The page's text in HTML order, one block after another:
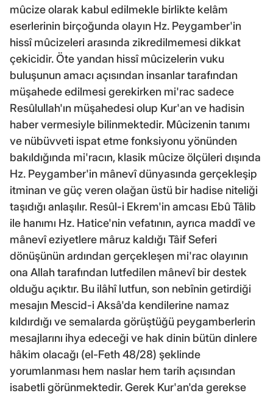
mûcize olarak kabul edilmekle birlikte kelâm
eserlerinin birçoğunda olayın Hz. Peygamber'in
hissî mûcizeleri arasında zikredilmemesi dikkat
çekicidir. Öte yandan hissî mûcizelerin vuku
buluşunun amacı açısından insanlar tarafından
müşahede edilmesi gerekirken mi'rac sadece
Resûlullah'ın müşahedesi olup Kur'an ve hadisin
haber vermesiyle bilinmektedir. Mûcizenin tanımı
ve nübüvveti ispat etme fonksiyonu yönünden
bakıldığında mi'racın, klasik mûcize ölçüleri dışında
Hz. Peygamber'in mânevî dünyasında gerçekleşip
itminan ve güç veren olağan üstü bir hadise niteliği
taşıdığı anlaşılır. Resûl-i Ekrem'in amcası Ebû Tâlib
ile hanımı Hz. Hatice'nin vefatının, ayrıca maddî ve
mânevî eziyetlere mâruz kaldığı Tâif Seferi
dönüşünün ardından gerçekleşen mi'rac olayının
ona Allah tarafından lutfedilen mânevî bir destek
olduğu açıktır. Bu ilâhî lutfun, son nebînin getirdiği
mesajın Mescid-i Aksâ'da kendilerine namaz
kıldırdığı ve semalarda görüştüğü peygamberlerin
mesajlarını ihya edeceği ve hak dinin bütün dinlere
hâkim olacağı (el-Feth 48/28) şeklinde
yorumlanması hem naslar hem tarih açısından
isabetli görünmektedir. Gerek Kur'an'da gerekse